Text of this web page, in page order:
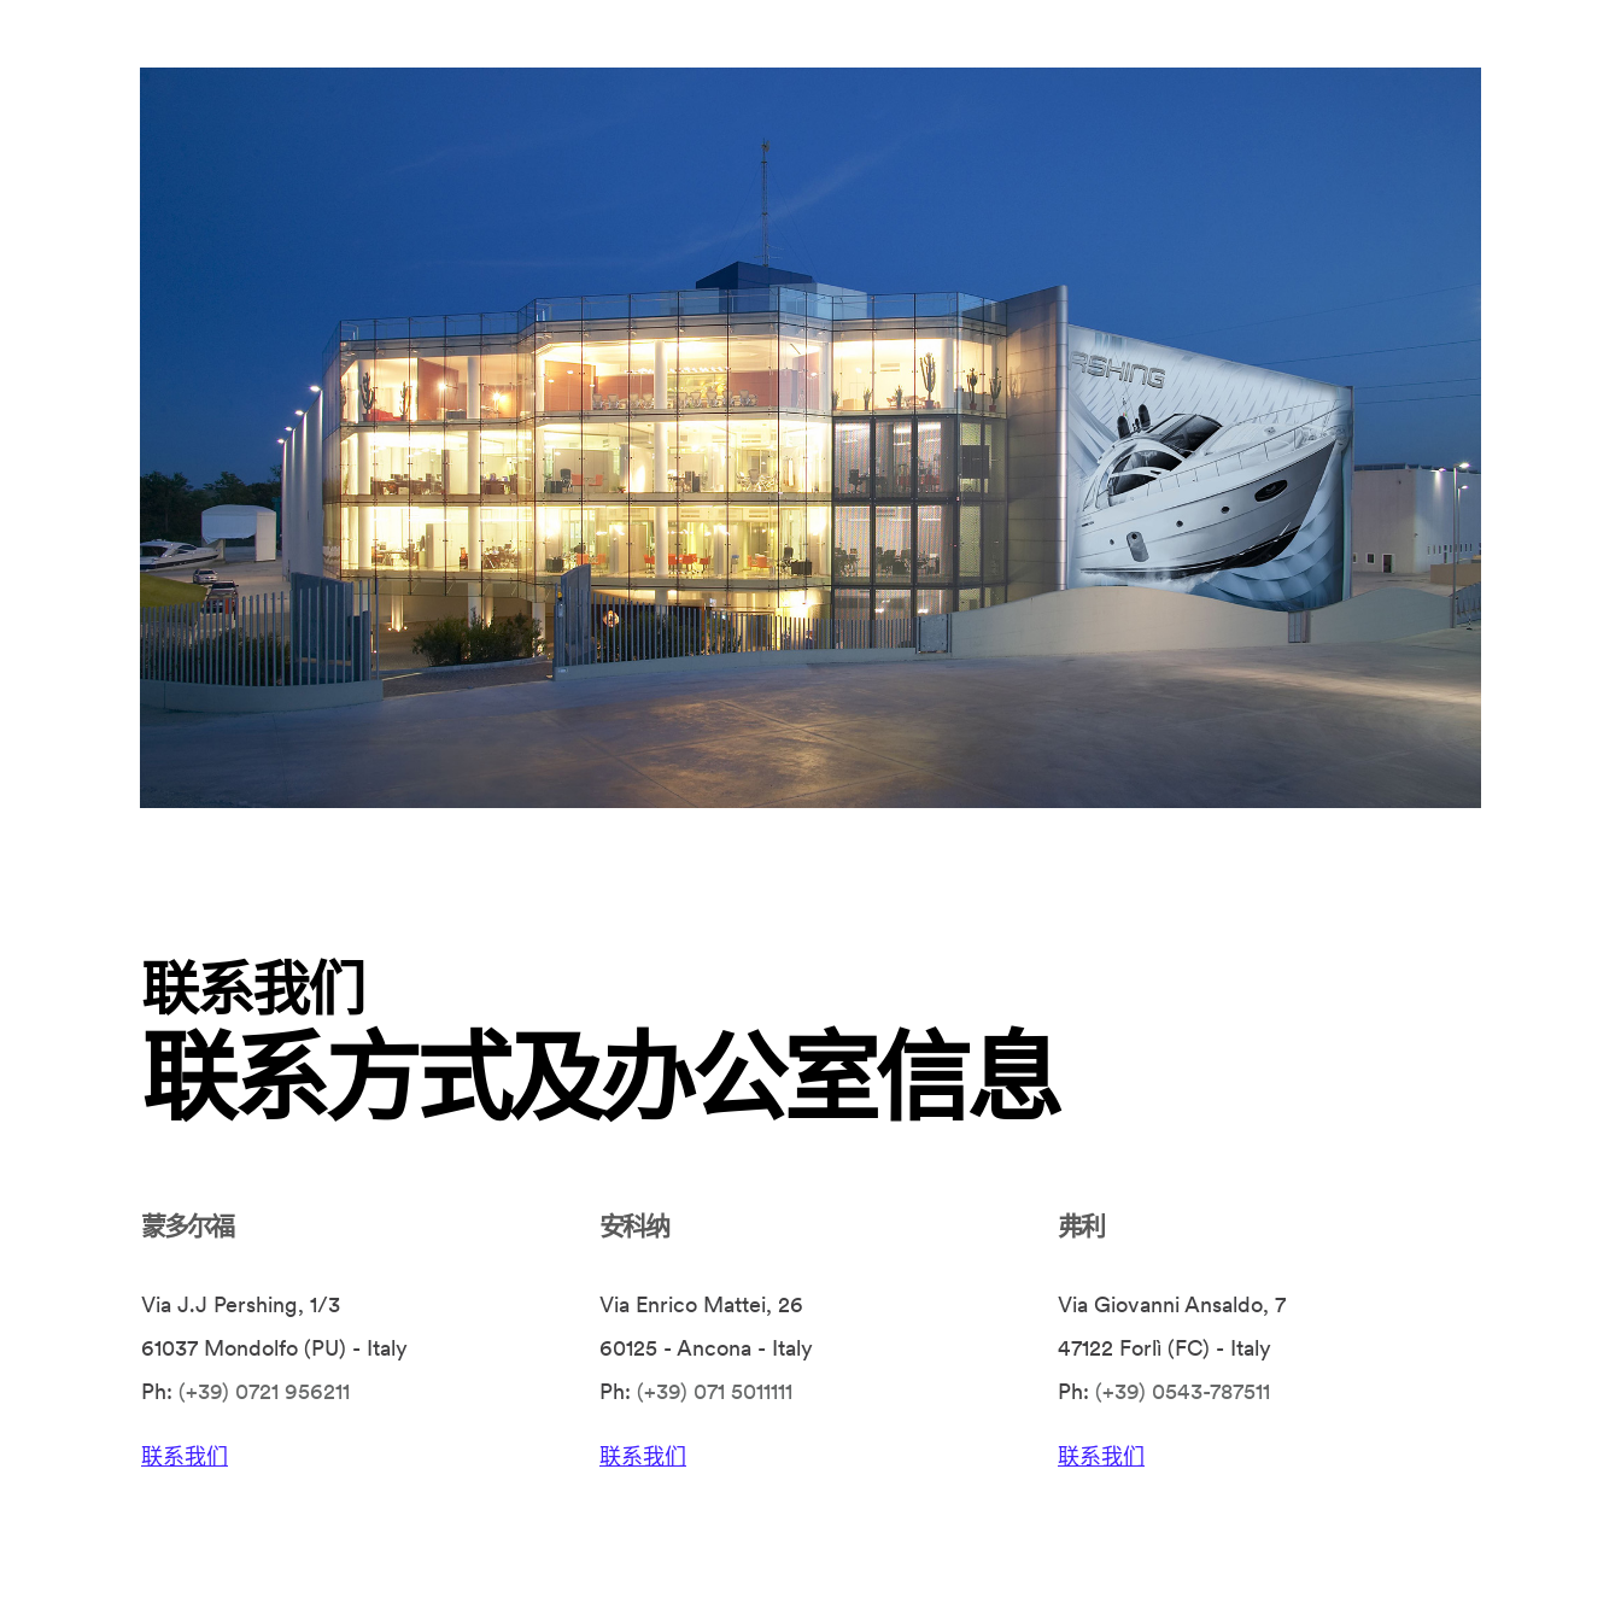
联系我们
联系方式及办公室信息
蒙多尔福
Via J.J Pershing, 1/3
61037 Mondolfo (PU) - Italy
Ph: (+39) 0721 956211
联系我们
安科纳
Via Enrico Mattei, 26
60125 - Ancona - Italy
Ph: (+39) 071 5011111
联系我们
弗利
Via Giovanni Ansaldo, 7
47122 Forlì (FC) - Italy
Ph: (+39) 0543-787511
联系我们